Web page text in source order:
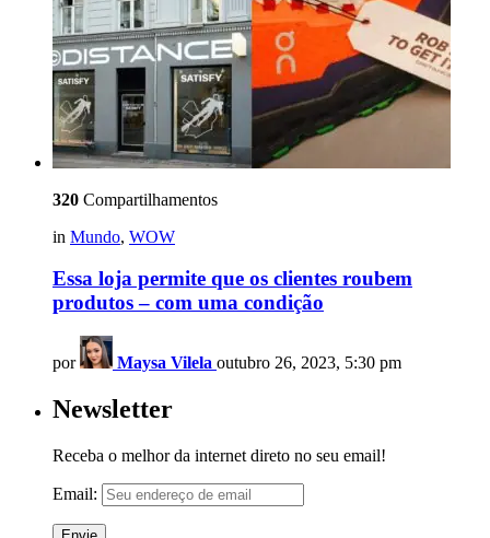
320 Compartilhamentos
in Mundo, WOW
Essa loja permite que os clientes roubem
produtos – com uma condição
por Maysa Vilela outubro 26, 2023, 5:30 pm
Newsletter
Receba o melhor da internet direto no seu email!
Email: